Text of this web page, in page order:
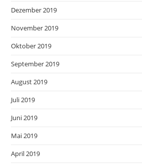
Dezember 2019
November 2019
Oktober 2019
September 2019
August 2019
Juli 2019
Juni 2019
Mai 2019
April 2019